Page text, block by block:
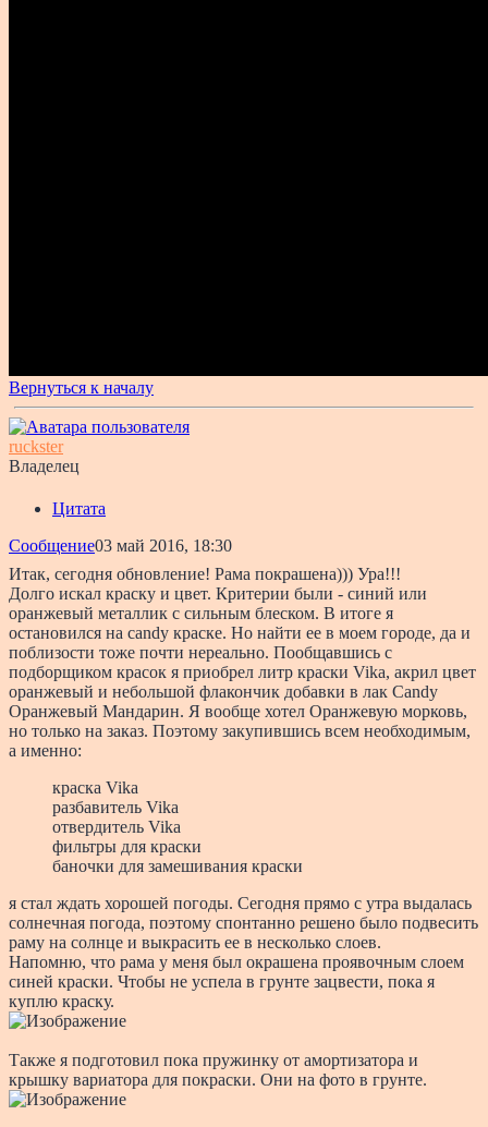
Вернуться к началу
ruckster
Владелец
Цитата
Сообщение03 май 2016, 18:30
Итак, сегодня обновление! Рама покрашена))) Ура!!!
Долго искал краску и цвет. Критерии были - синий или
оранжевый металлик с сильным блеском. В итоге я
остановился на candy краске. Но найти ее в моем городе, да и
поблизости тоже почти нереально. Пообщавшись с
подборщиком красок я приобрел литр краски Vika, акрил цвет
оранжевый и небольшой флакончик добавки в лак Candy
Оранжевый Мандарин. Я вообще хотел Оранжевую морковь,
но только на заказ. Поэтому закупившись всем необходимым,
а именно:
краска Vika
разбавитель Vika
отвердитель Vika
фильтры для краски
баночки для замешивания краски
я стал ждать хорошей погоды. Сегодня прямо с утра выдалась
солнечная погода, поэтому спонтанно решено было подвесить
раму на солнце и выкрасить ее в несколько слоев.
Напомню, что рама у меня был окрашена проявочным слоем
синей краски. Чтобы не успела в грунте зацвести, пока я
куплю краску.
Также я подготовил пока пружинку от амортизатора и
крышку вариатора для покраски. Они на фото в грунте.